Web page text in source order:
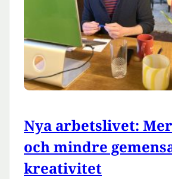
Nya arbetslivet:
och mindre
kreativitet